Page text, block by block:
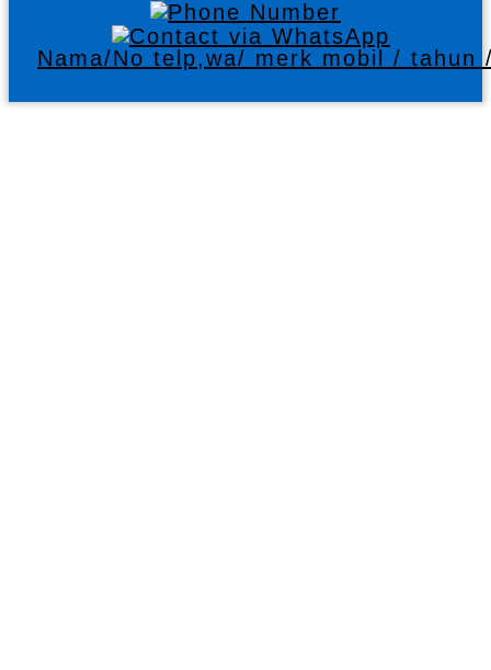
Nama/No telp,wa/ merk mobil / tahun